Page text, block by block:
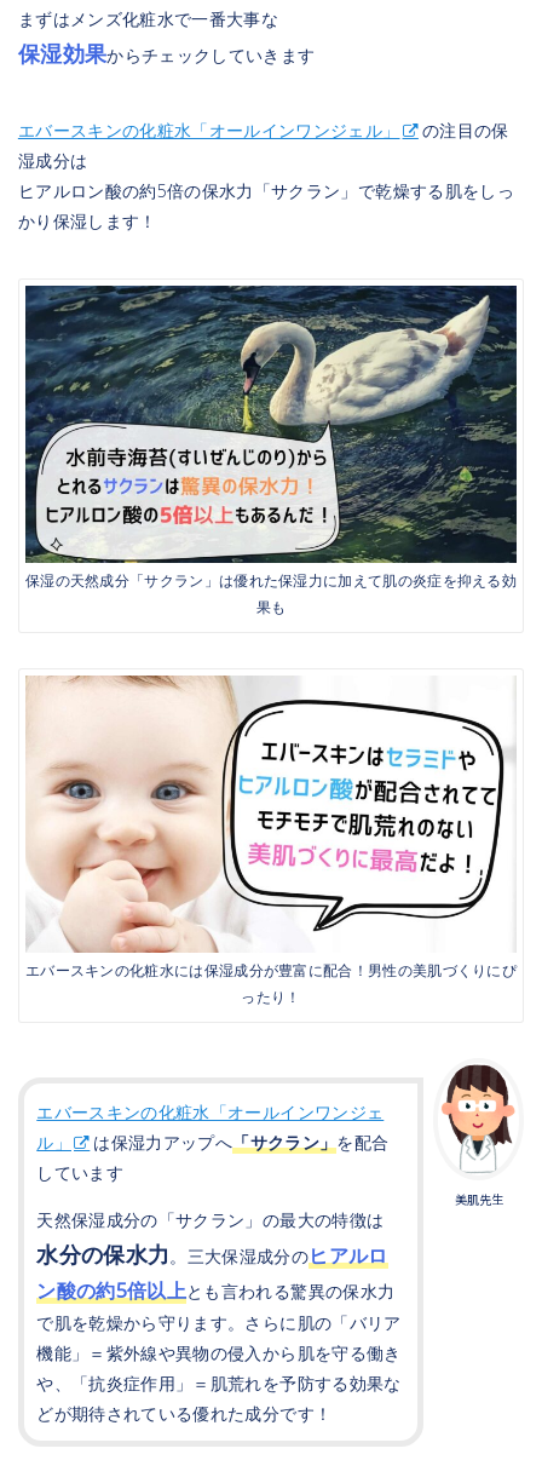
まずはメンズ化粧水で一番大事な
保湿効果からチェックしていきます
エバースキンの化粧水「オールインワンジェル」
の注目の保
湿成分は
ヒアルロン酸の約5倍の保水力「サクラン」で乾燥する肌をしっ
かり保湿します！
保湿の天然成分「サクラン」は優れた保湿力に加えて肌の炎症を抑える効
果も
エバースキンの化粧水には保湿成分が豊富に配合！男性の美肌づくりにぴ
ったり！
美肌先生
エバースキンの化粧水「オールインワンジェ
ル」
は保湿力アップへ 「サクラン」 を配合
しています
天然保湿成分の「サクラン」の最大の特徴は
水分の保水力 。三大保湿成分のヒアルロ
ン酸の約5倍以上とも言われる驚異の保水力
で肌を乾燥から守ります。さらに肌の「バリア
機能」＝紫外線や異物の侵入から肌を守る働き
や、「抗炎症作用」＝肌荒れを予防する効果な
どが期待されている優れた成分です！